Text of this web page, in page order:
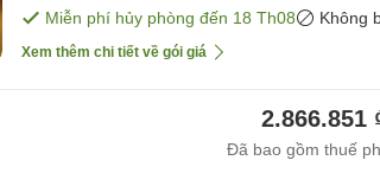
bao gồm bữa ăn]
Miễn phí hủy phòng đến 18 Th08 Không
Xem thêm chi tiết về gói giá
2.866.851
Đã bao gồm thuế